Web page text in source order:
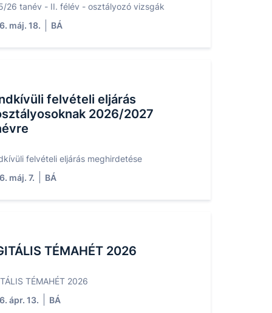
26 tanév - II. félév - osztályozó vizsgák
máj. 18.
BÁ
felvételi eljárás
2026/2027
felvételi eljárás meghirdetése
máj. 7.
BÁ
TÉMAHÉT 2026
TÉMAHÉT 2026
ápr. 13.
BÁ